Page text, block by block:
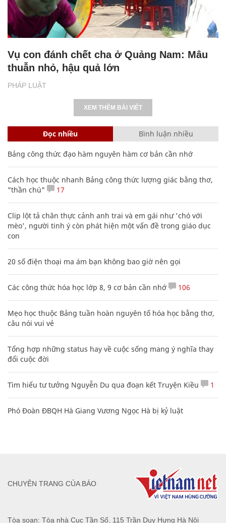
PHÁP LUẬT
Vụ con đánh chết cha ở Quảng Nam: Mâu
thuẫn nhỏ, hậu quả lớn
XEM THÊM BÀI VIẾT
Đọc nhiều Bình luận nhiều
Bảng công thức đạo hàm nguyên hàm cơ bản cần nhớ
Cách học thuộc nhanh Bảng công thức lượng giác bằng thơ,
"thần chú"
17
Clip lột tả chân thực cảnh anh trai và em gái như 'chó với
mèo', người tinh ý còn phát hiện một vấn đề trong giáo dục
con
20 số điện thoại ma ám bạn không bao giờ nên gọi
Các công thức hóa học lớp 8, 9 cơ bản cần nhớ 106
Mẹo học thuộc Bảng tuần hoàn nguyên tố hóa học bằng thơ,
câu nói vui vẻ
Tổng hợp những status hay về cuộc sống mang ý nghĩa thay
đổi cuộc đời
Tìm hiểu tư tưởng Nguyễn Du qua đoạn kết Truyện Kiều 1
Phó Đoàn ĐBQH Hà Giang Vương Ngọc Hà bị kỷ luật
Tòa soạn: Tòa nhà Cục Tần Số, 115 Trần Duy Hưng Hà Nội
CHUYÊN TRANG CỦA BÁO